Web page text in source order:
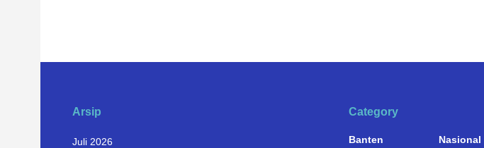
Arsip
Juli 2026
Category
Banten
Nasional